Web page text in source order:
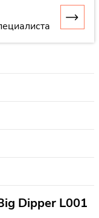
Dipper L001